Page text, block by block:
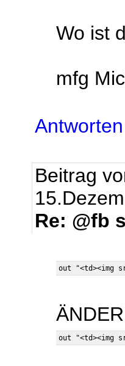
Wo ist
mfg
Antworten
Beitrag
Re: @fb